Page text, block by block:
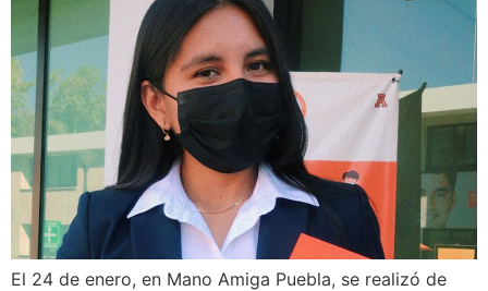
El 24 de enero, en Mano Amiga Puebla, se realizó de